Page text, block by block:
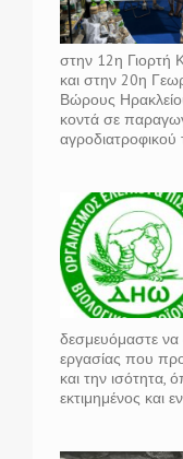
στην 12η Γιορτή
και στην 20η
Βώρους
κοντά σε
αγροδιατροφικού
δεσμευόμαστε να
εργασίας που
και την ισότητα,
εκτιμημένος και